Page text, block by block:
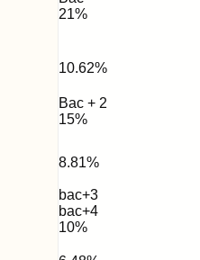
21%
10.62%
Bac + 2
15%
8.81%
bac+3
bac+4
10%